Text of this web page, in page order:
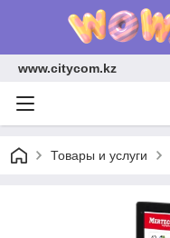
www.citycom.kz
Товары и услуги